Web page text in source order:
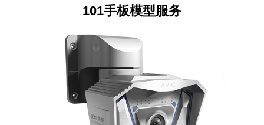
101手板模型服务